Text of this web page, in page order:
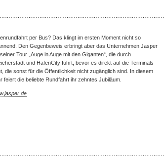
per Bus? Das klingt im ersten Moment nicht so
Den Gegenbeweis erbringt aber das Unternehmen Jasper
Tour „Auge in Auge mit den Giganten“, die durch
und HafenCity führt, bevor es direkt auf die Terminals
die sonst für die Öffentlichkeit nicht zugänglich sind. In diesem
feiert die beliebte Rundfahrt ihr zehntes Jubiläum.